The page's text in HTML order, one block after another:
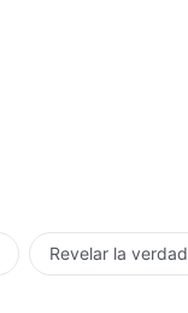
Revelar la verdad